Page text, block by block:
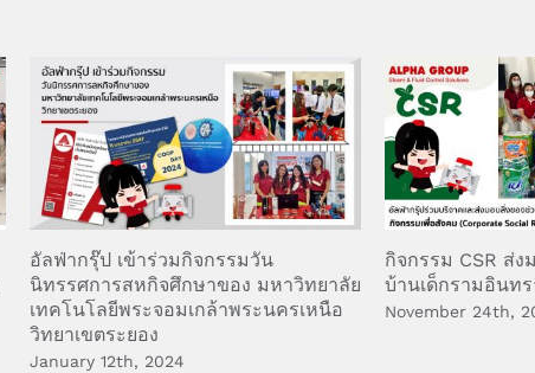
อัลฟ่ากรุ๊ป เข้าร่วมกิจกรรมวัน
นิทรรศการสหกิจศึกษาของ มหาวิทยาลัย
เทคโนโลยีพระจอมเกล้าพระนครเหนือ
วิทยาเขตระยอง
January 12th, 2024
กิจกรรม CSR ส่ง
บ้านเด็กรามอินทร
November 24th,